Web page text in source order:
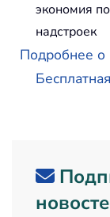
экономия
надстроек
Подробнее о